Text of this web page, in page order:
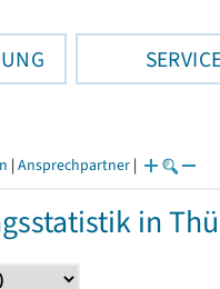
| Ansprechpartner |
in